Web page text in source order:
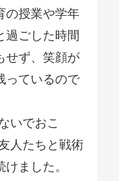
の授業や学年
過ごした時間
せず、笑顔が
っているので
いでおこ
人たちと戦術
ました。